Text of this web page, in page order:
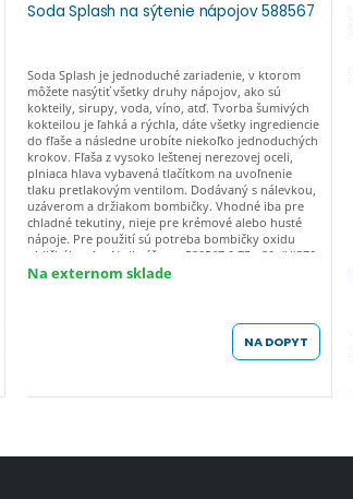
Soda Splash na sýtenie nápojov 588567
Soda Splash je jednoduché zariadenie, v ktorom
môžete nasýtiť všetky druhy nápojov, ako sú
kokteily, sirupy, voda, víno, atď. Tvorba šumivých
kokteilou je ľahká a rýchla, dáte všetky ingrediencie
do fľaše a následne urobíte niekoľko jednoduchých
krokov. Fľaša z vysoko leštenej nerezovej oceli,
plniaca hlava vybavená tlačítkom na uvoľnenie
tlaku pretlakovým ventilom. Dodávaný s nálevkou,
uzáverom a držiakom bombičky. Vhodné iba pre
chladné tekutiny, nieje pre krémové alebo husté
nápoje. Pre použití sú potreba bombičky oxidu
uhličitého. Art Nr litráž mm 588567 0,75 ø80x(H)370
Na externom sklade
NA DOPYT